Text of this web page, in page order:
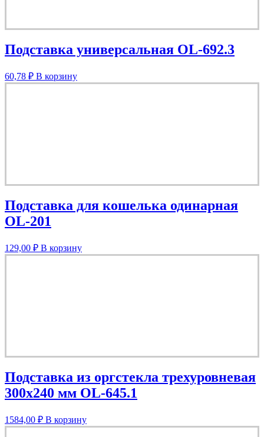
Подставка универсальная OL-692.3
60,78 ₽ В корзину
Подставка для кошелька одинарная
OL-201
129,00 ₽ В корзину
Подставка из оргстекла трехуровневая
300х240 мм OL-645.1
1584,00 ₽ В корзину